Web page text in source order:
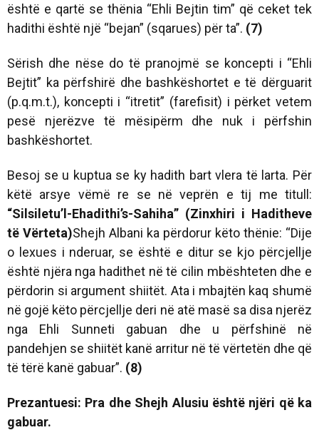
është e qartë se thënia “Ehli Bejtin tim” që ceket tek
hadithi është një “bejan” (sqarues) për ta”. (7)
Sërish dhe nëse do të pranojmë se koncepti i “Ehli
Bejtit” ka përfshirë dhe bashkëshortet e të dërguarit
(p.q.m.t.), koncepti i “itretit” (farefisit) i përket vetem
pesë njerëzve të mësipërm dhe nuk i përfshin
bashkëshortet.
Besoj se u kuptua se ky hadith bart vlera të larta. Për
këtë arsye vëmë re se në veprën e tij me titull:
“Silsiletu’l-Ehadithi’s-Sahiha” (Zinxhiri i Haditheve
të Vërteta)Shejh Albani ka përdorur këto thënie: “Dije
o lexues i nderuar, se është e ditur se kjo përcjellje
është njëra nga hadithet në të cilin mbështeten dhe e
përdorin si argument shiitët. Ata i mbajtën kaq shumë
në gojë këto përcjellje deri në atë masë sa disa njerëz
nga Ehli Sunneti gabuan dhe u përfshinë në
pandehjen se shiitët kanë arritur në të vërtetën dhe që
të tërë kanë gabuar”. (8)
Prezantuesi: Pra dhe Shejh Alusiu është njëri që ka
gabuar.